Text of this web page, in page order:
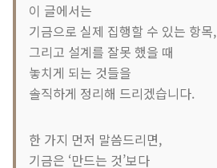
이 글에서는
기금으로 실제 집행할 수 있는 항목,
그리고 설계를 잘못 했을 때
놓치게 되는 것들을
솔직하게 정리해 드리겠습니다.
한 가지 먼저 말씀드리면,
기금은 ‘만드는 것’보다